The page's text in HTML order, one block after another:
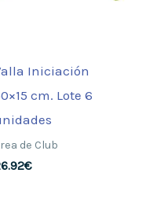
Iniciación
cm. Lote 6
de Club
€